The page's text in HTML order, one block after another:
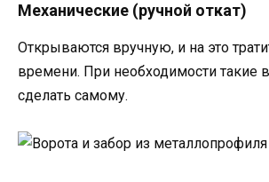
Механические (ручной откат)
Открываются вручную, и на это
времени. При необходимости такие
сделать самому.